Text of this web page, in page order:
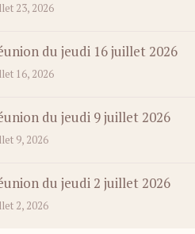
23, 2026
du jeudi 16 juillet 2026
16, 2026
du jeudi 9 juillet 2026
9, 2026
du jeudi 2 juillet 2026
2, 2026